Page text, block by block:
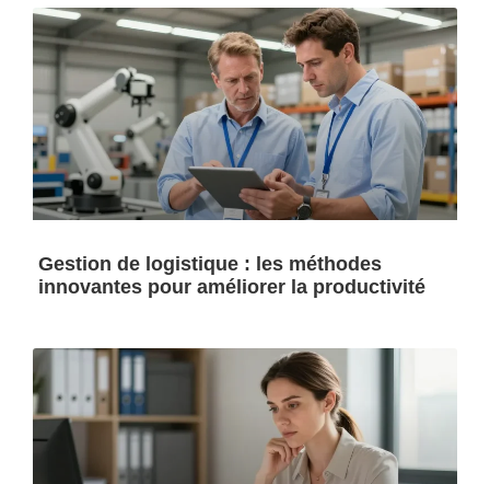
Gestion de logistique : les méthodes
innovantes pour améliorer la productivité